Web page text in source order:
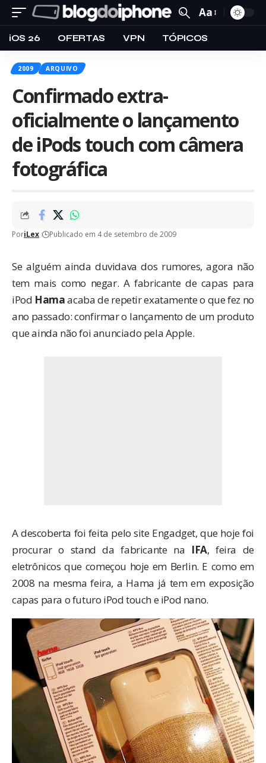
Aa
iOS 26 OFERTAS VPN TÓPICOS
2009 ARQUIVO
Confirmado extra-
oficialmente o lançamento
de iPods touch com câmera
fotográfica
PoriLex Publicado em 4 de setembro de 2009
Se alguém ainda duvidava dos rumores, agora não
tem mais como negar. A fabricante de capas para
iPod Hamaacaba de repetir exatamente o quefez no
ano passado: confirmar o lançamento de um produto
que ainda não foi anunciado pela Apple.
A descoberta foi feita pelo site Engadget, que hoje foi
procurar o stand da fabricante na IFA,feira de
eletrônicos que começou hoje em Berlin. E como em
2008 na mesma feira, a Hama já tem em exposição
capas para o futuro iPod touch e iPod nano.